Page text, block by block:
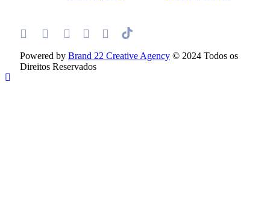
Powered by Brand 22 Creative Agency © 2024 Todos os
Direitos Reservados